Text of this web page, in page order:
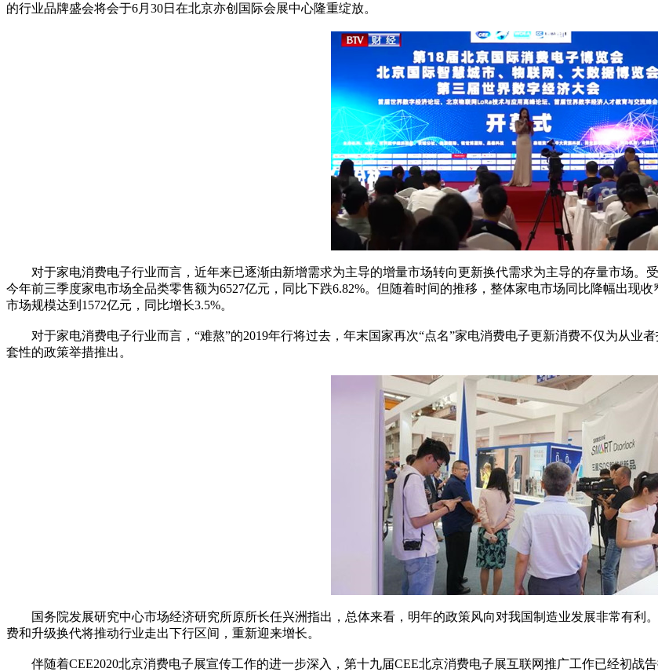
的行业品牌盛会将会于6月30日在北京亦创国际会展中心隆重绽放。
对于家电消费电子行业而言，近年来已逐渐由新增需求为主导的增量市场转向更新换代需求为主导的存量市场。受
今年前三季度家电市场全品类零售额为6527亿元，同比下跌6.82%。但随着时间的推移，整体家电市场同比降幅出现
市场规模达到1572亿元，同比增长3.5%。
对于家电消费电子行业而言，“难熬”的2019年行将过去，年末国家再次“点名”家电消费电子更新消费不仅为从业
套性的政策举措推出。
国务院发展研究中心市场经济研究所原所长任兴洲指出，总体来看，明年的政策风向对我国制造业发展非常有利
费和升级换代将推动行业走出下行区间，重新迎来增长。
伴随着CEE2020北京消费电子展宣传工作的进一步深入，第十九届CEE北京消费电子展互联网推广工作已经初战